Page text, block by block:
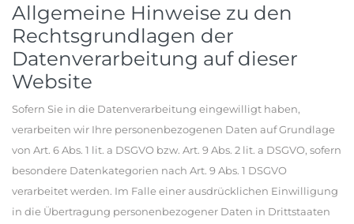
Allgemeine Hinweise zu den
Rechtsgrundlagen der
Datenverarbeitung auf dieser
Website
Sofern Sie in die Datenverarbeitung eingewilligt haben,
verarbeiten wir Ihre personenbezogenen Daten auf Grundlage
von Art. 6 Abs. 1 lit. a DSGVO bzw. Art. 9 Abs. 2 lit. a DSGVO, sofern
besondere Datenkategorien nach Art. 9 Abs. 1 DSGVO
verarbeitet werden. Im Falle einer ausdrücklichen Einwilligung
in die Übertragung personenbezogener Daten in Drittstaaten